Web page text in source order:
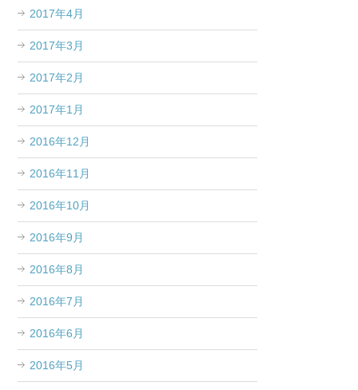
2017年4月
2017年3月
2017年2月
2017年1月
2016年12月
2016年11月
2016年10月
2016年9月
2016年8月
2016年7月
2016年6月
2016年5月